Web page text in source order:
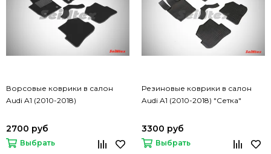
Ворсовые коврики в салон
Audi A1 (2010-2018)
2700 руб
Выбрать
Резиновые коврики в салон
Audi A1 (2010-2018) "Сетка"
3300 руб
Выбрать